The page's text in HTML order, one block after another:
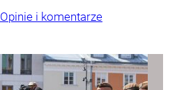
Opinie i komentarze